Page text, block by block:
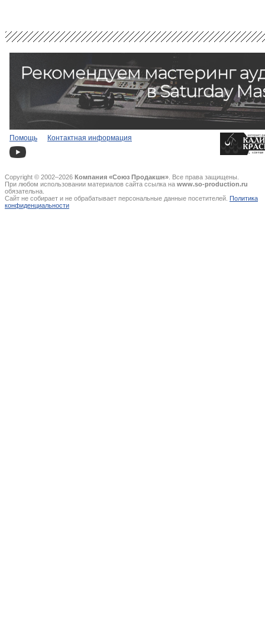
Помощь Контактная информация
Copyright © 2002–2026 Компания «Союз Продакшн» . Все права защищены.
При любом использовании материалов сайта ссылка на www.so-production.ru
обязательна.
Сайт не собирает и не обрабатывает персональные данные посетителей. Политика
конфиденциальности